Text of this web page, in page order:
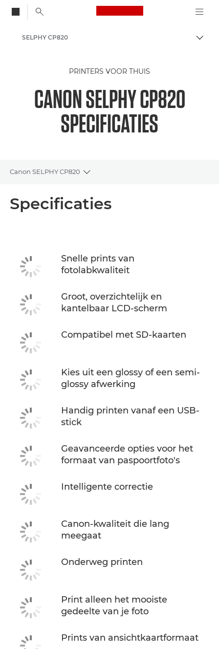
Canon Logo, back
SELPHY CP820
PRINTERS VOOR THUIS
CANON SELPHY CP820
SPECIFICATIES
Canon SELPHY CP820
Toggle breadcrumbs
Specificaties
Snelle prints van
fotolabkwaliteit
Groot, overzichtelijk en
kantelbaar LCD-scherm
Compatibel met SD-kaarten
Kies uit een glossy of een semi-
glossy afwerking
Handig printen vanaf een USB-
stick
Geavanceerde opties voor het
formaat van paspoortfoto's
Intelligente correctie
Canon-kwaliteit die lang
meegaat
Onderweg printen
Print alleen het mooiste
gedeelte van je foto
Prints van ansichtkaartformaat